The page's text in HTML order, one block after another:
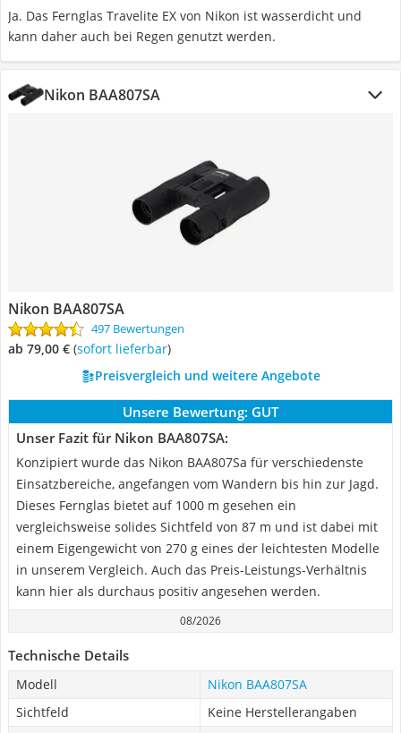
Ja. Das Fernglas Travelite EX von Nikon ist wasserdicht und
kann daher auch bei Regen genutzt werden.
Nikon BAA807SA
Nikon BAA807SA
497 Bewertungen
ab 79,00 € ( Sofort lieferbar)
Preisvergleich und weitere Angebote
Unsere Bewertung: GUT
Unser Fazit für Nikon BAA807SA:
Konzipiert wurde das Nikon BAA807Sa für verschiedenste
Einsatzbereiche, angefangen vom Wandern bis hin zur Jagd.
Dieses Fernglas bietet auf 1000 m gesehen ein
vergleichsweise solides Sichtfeld von 87 m und ist dabei mit
einem Eigengewicht von 270 g eines der leichtesten Modelle
in unserem Vergleich. Auch das Preis-Leistungs-Verhältnis
kann hier als durchaus positiv angesehen werden.
08/2026
Technische Details
Modell
Nikon BAA807SA
Sichtfeld
Keine Herstellerangaben